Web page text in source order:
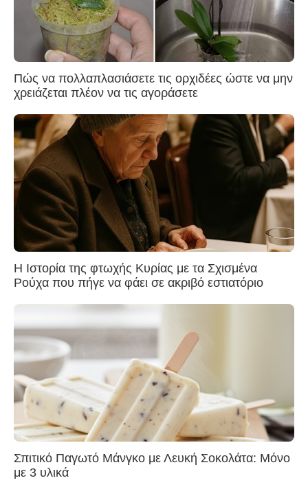
Πώς να πολλαπλασιάσετε τις ορχιδέες ώστε να μην
χρειάζεται πλέον να τις αγοράσετε
Η Ιστορία της φτωχής Κυρίας με τα Σχισμένα
Ρούχα που πήγε να φάει σε ακριβό εστιατόριο
Σπιτικό Παγωτό Μάνγκο με Λευκή Σοκολάτα: Μόνο
με 3 υλικά